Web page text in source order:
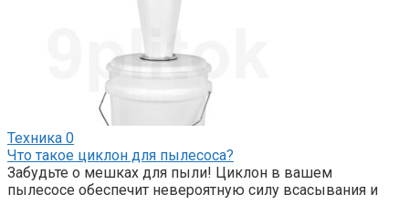
Техника 0
Что такое циклон для пылесоса?
Забудьте о мешках для пыли! Циклон в вашем
пылесосе обеспечит невероятную силу всасывания и